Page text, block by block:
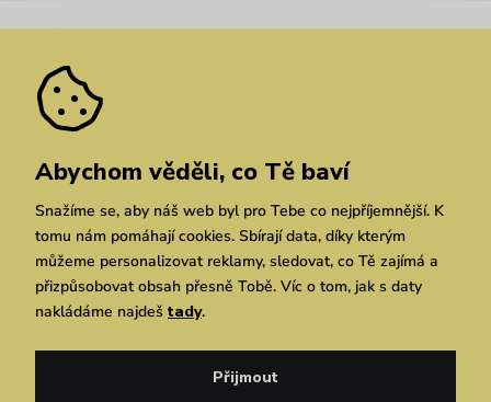
Pozáruční opravy
Velkoobchod
We Care
Dárkové poukazy
Vuchlook
Prodejny
Praha Brno Chrudim
Zásady ochrany osobních údajů
Simplia.cz
Abychom věděli, co Tě baví
Snažíme se, aby náš web byl pro Tebe co nejpříjemnější. K
tomu nám pomáhají cookies. Sbírají data, díky kterým
můžeme personalizovat reklamy, sledovat, co Tě zajímá a
přizpůsobovat obsah přesně Tobě. Víc o tom, jak s daty
nakládáme najdeš tady.
Přijmout